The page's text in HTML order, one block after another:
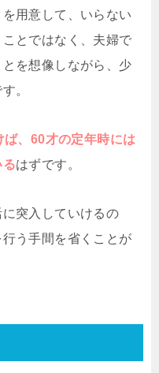
用意して、いらない
とではなく、夫婦で
を想像しながら、少
。
、60才の定年時には
はずです。
突入していけるの
う手間を省くことが